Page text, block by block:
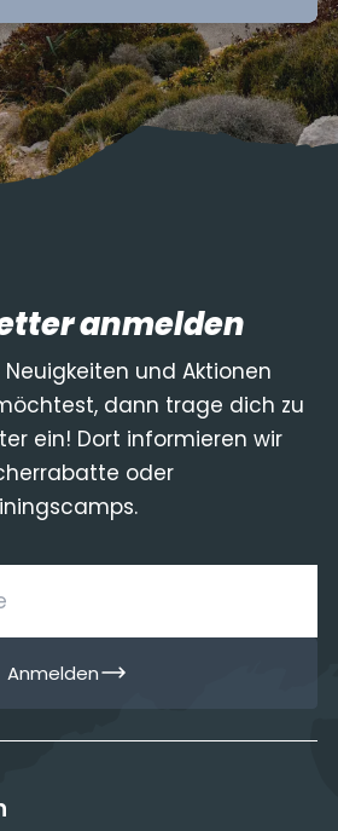
anmelden
und Aktionen
dann trage dich zu
ein! Dort informieren wir
oder
Anmelden